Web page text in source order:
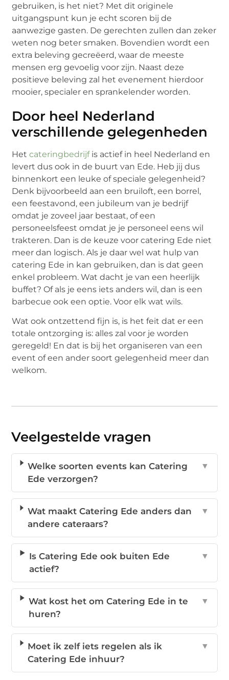
gebruiken, is het niet? Met dit originele
uitgangspunt kun je echt scoren bij de
aanwezige gasten. De gerechten zullen dan zeker
weten nog beter smaken. Bovendien wordt een
extra beleving gecreëerd, waar de meeste
mensen erg gevoelig voor zijn. Naast deze
positieve beleving zal het evenement hierdoor
mooier, specialer en sprankelender worden.
Door heel Nederland
verschillende gelegenheden
Hetcateringbedrijfis actief in heel Nederland en
levert dus ook in de buurt van Ede. Heb jij dus
binnenkort een leuke of speciale gelegenheid?
Denk bijvoorbeeld aan een bruiloft, een borrel,
een feestavond, een jubileum van je bedrijf
omdat je zoveel jaar bestaat, of een
personeelsfeest omdat je je personeel eens wil
trakteren. Dan is de keuze voor catering Ede niet
meer dan logisch. Als je daar wel wat hulp van
catering Ede in kan gebruiken, dan is dat geen
enkel probleem. Wat dacht je van een heerlijk
buffet? Of als je eens iets anders wil, dan is een
barbecue ook een optie. Voor elk wat wils.
Wat ook ontzettend fijn is, is het feit dat er een
totale ontzorging is: alles zal voor je worden
geregeld! En dat is bij het organiseren van een
event of een ander soort gelegenheid meer dan
welkom.
Veelgestelde vragen
Welke soorten events kan Catering
Ede verzorgen?
▼
Wat maakt Catering Ede anders dan
andere cateraars?
▼
Is Catering Ede ook buiten Ede
actief?
▼
Wat kost het om Catering Ede in te
huren?
▼
Moet ik zelf iets regelen als ik
Catering Ede inhuur?
▼